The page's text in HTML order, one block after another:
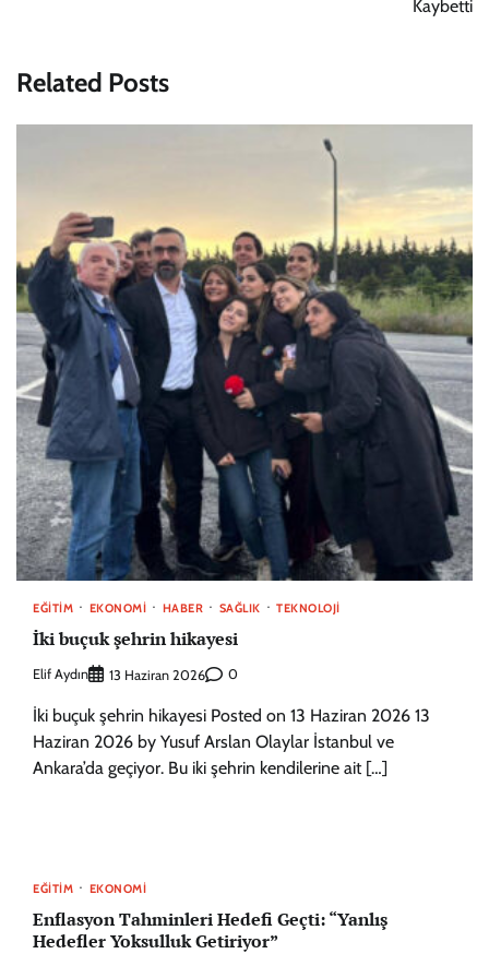
Kaybetti
Related Posts
EĞITIM EKONOMI HABER SAĞLIK TEKNOLOJI
İki buçuk şehrin hikayesi
Elif Aydın 13 Haziran 2026 0
İki buçuk şehrin hikayesi Posted on 13 Haziran 2026 13
Haziran 2026 by Yusuf Arslan Olaylar İstanbul ve
Ankara’da geçiyor. Bu iki şehrin kendilerine ait […]
EĞITIM EKONOMI
Enflasyon Tahminleri Hedefi Geçti: “Yanlış
Hedefler Yoksulluk Getiriyor”